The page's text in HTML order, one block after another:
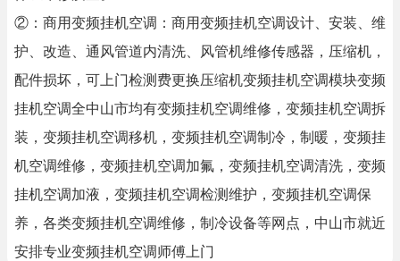
②：商用变频挂机空调：商用变频挂机空调设计、安装、维
护、改造、通风管道内清洗、风管机维修传感器，压缩机，
配件损坏，可上门检测费更换压缩机变频挂机空调模块变频
挂机空调全中山市均有变频挂机空调维修，变频挂机空调拆
装，变频挂机空调移机，变频挂机空调制冷，制暖，变频挂
机空调维修，变频挂机空调加氟，变频挂机空调清洗，变频
挂机空调加液，变频挂机空调检测维护，变频挂机空调保
养，各类变频挂机空调维修，制冷设备等网点，中山市就近
安排专业变频挂机空调师傅上门